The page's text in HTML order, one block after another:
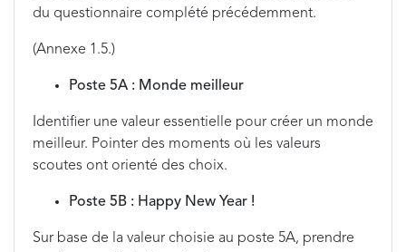
du questionnaire complété précédemment.
(Annexe 1.5.)
Poste 5A : Monde meilleur
Identifier une valeur essentielle pour créer un monde
meilleur. Pointer des moments où les valeurs
scoutes ont orienté des choix.
Poste 5B : Happy New Year !
Sur base de la valeur choisie au poste 5A, prendre